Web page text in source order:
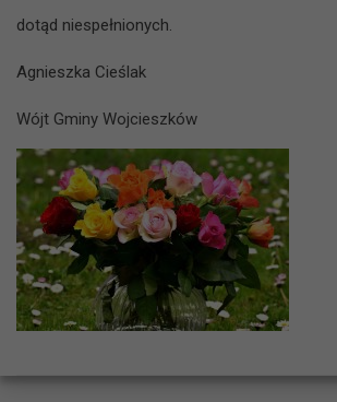
dotąd niespełnionych.
Agnieszka Cieślak
Wójt Gminy Wojcieszków